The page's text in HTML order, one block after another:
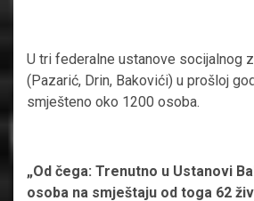
U tri federalne ustanove socijalnog
(Pazarić, Drin, Bakovići) u prošloj
smješteno oko 1200 osoba.
„Od čega: Trenutno u Ustanovi
osoba na smještaju od toga 62